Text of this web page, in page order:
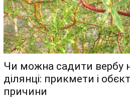
Чи можна садити вербу
ділянці: прикмети і
причини